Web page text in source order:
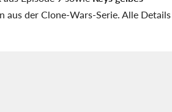
der Clone-Wars-Serie. Alle Details